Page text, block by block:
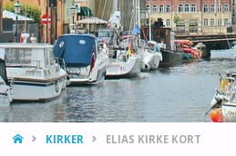
HOMEKIRKER ELIAS KIRKE KORT